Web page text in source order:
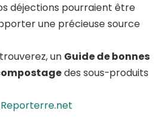
déjections pourraient être
une précieuse source
un Guide de bonnes
des sous-produits